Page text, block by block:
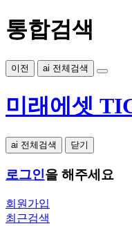
통합검색
이전 ai 전체검색
미래에셋
ai 전체검색 닫기
로그인을 해주세요
회원가입
최근검색